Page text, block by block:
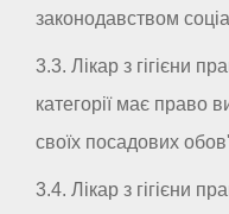
законодавством
3.3. Лікар з гігієни
категорії має право
своїх посадових
3.4. Лікар з гігієни